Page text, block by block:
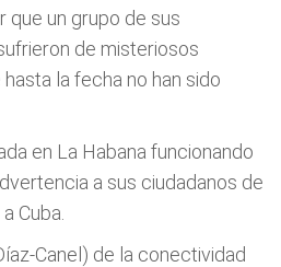
que un grupo de sus
de misteriosos
la fecha no han sido
en La Habana funcionando
a sus ciudadanos de
Cuba.
Canel) de la conectividad